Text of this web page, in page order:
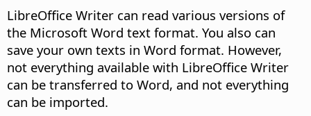
LibreOffice Writer can read various versions of
the Microsoft Word text format. You also can
save your own texts in Word format. However,
not everything available with LibreOffice Writer
can be transferred to Word, and not everything
can be imported.